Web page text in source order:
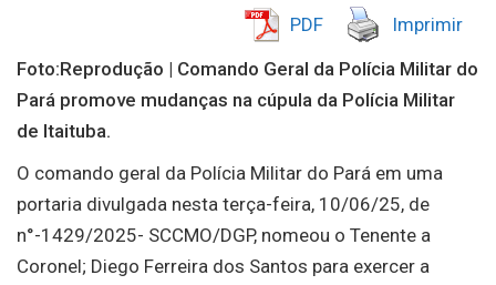
PDF Imprimir
Foto:Reprodução | Comando Geral da Polícia Militar do
Pará promove mudanças na cúpula da Polícia Militar
de Itaituba.
O comando geral da Polícia Militar do Pará em uma
portaria divulgada nesta terça-feira, 10/06/25, de
n°-1429/2025- SCCMO/DGP, nomeou o Tenente a
Coronel; Diego Ferreira dos Santos para exercer a